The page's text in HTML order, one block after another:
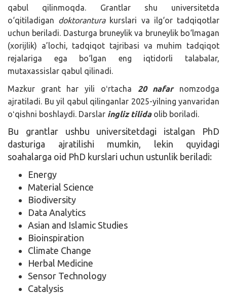
qabul qilinmoqda. Grantlar shu universitetda
o‘qitiladigan doktoranturakurslari va ilg‘or tadqiqotlar
uchun beriladi. Dasturga bruneylik va bruneylik bo‘lmagan
(xorijlik) a’lochi, tadqiqot tajribasi va muhim tadqiqot
rejalariga ega bo‘lgan eng iqtidorli talabalar,
mutaxassislar qabul qilinadi.
Mazkur grant har yili oʻrtacha 20 nafarnomzodga
ajratiladi. Bu yil qabul qilinganlar 2025-yilning yanvaridan
oʻqishni boshlaydi. Darslar ingliz tilidaolib boriladi.
Bu grantlar ushbu universitetdagi istalgan PhD
dasturiga ajratilishi mumkin, lekin quyidagi
soahalarga oid PhD kurslari uchun ustunlik beriladi:
Energy
Material Science
Biodiversity
Data Analytics
Asian and Islamic Studies
Bioinspiration
Climate Change
Herbal Medicine
Sensor Technology
Catalysis